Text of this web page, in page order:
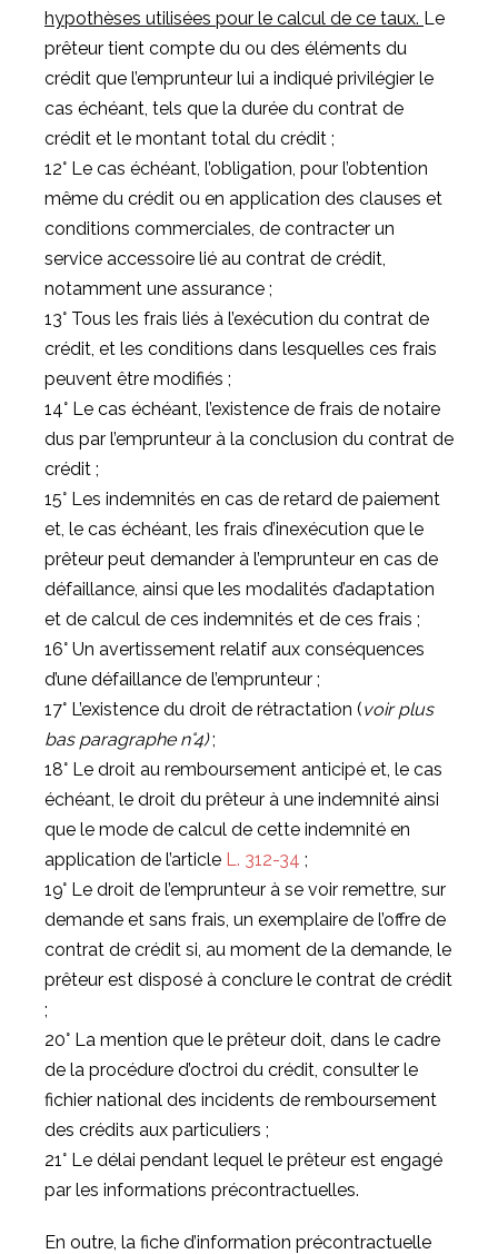
hypothèses utilisées pour le calcul de ce taux. Le
prêteur tient compte du ou des éléments du
crédit que l’emprunteur lui a indiqué privilégier le
cas échéant, tels que la durée du contrat de
crédit et le montant total du crédit ;
12° Le cas échéant, l’obligation, pour l’obtention
même du crédit ou en application des clauses et
conditions commerciales, de contracter un
service accessoire lié au contrat de crédit,
notamment une assurance ;
13° Tous les frais liés à l’exécution du contrat de
crédit, et les conditions dans lesquelles ces frais
peuvent être modifiés ;
14° Le cas échéant, l’existence de frais de notaire
dus par l’emprunteur à la conclusion du contrat de
crédit ;
15° Les indemnités en cas de retard de paiement
et, le cas échéant, les frais d’inexécution que le
prêteur peut demander à l’emprunteur en cas de
défaillance, ainsi que les modalités d’adaptation
et de calcul de ces indemnités et de ces frais ;
16° Un avertissement relatif aux conséquences
d’une défaillance de l’emprunteur ;
17° L’existence du droit de rétractation (voir plus
bas paragraphe n°4);
18° Le droit au remboursement anticipé et, le cas
échéant, le droit du prêteur à une indemnité ainsi
que le mode de calcul de cette indemnité en
application de l’article L. 312-34 ;
19° Le droit de l’emprunteur à se voir remettre, sur
demande et sans frais, un exemplaire de l’offre de
contrat de crédit si, au moment de la demande, le
prêteur est disposé à conclure le contrat de crédit
;
20° La mention que le prêteur doit, dans le cadre
de la procédure d’octroi du crédit, consulter le
fichier national des incidents de remboursement
des crédits aux particuliers ;
21° Le délai pendant lequel le prêteur est engagé
par les informations précontractuelles.
En outre, la fiche d’information précontractuelle